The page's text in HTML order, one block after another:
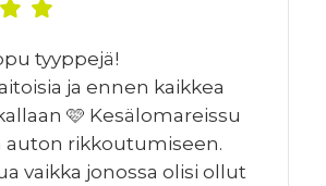
tyyppejä!
ja ennen kaikkea
🩷 Kesälomareissu
auton rikkoutumiseen.
vaikka jonossa olisi ollut